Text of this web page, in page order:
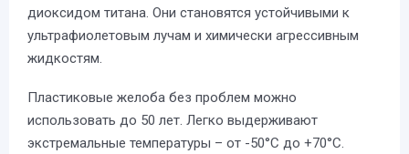
диоксидом титана. Они становятся устойчивыми к
ультрафиолетовым лучам и химически агрессивным
жидкостям.
Пластиковые желоба без проблем можно
использовать до 50 лет. Легко выдерживают
экстремальные температуры – от -50°С до +70°С.